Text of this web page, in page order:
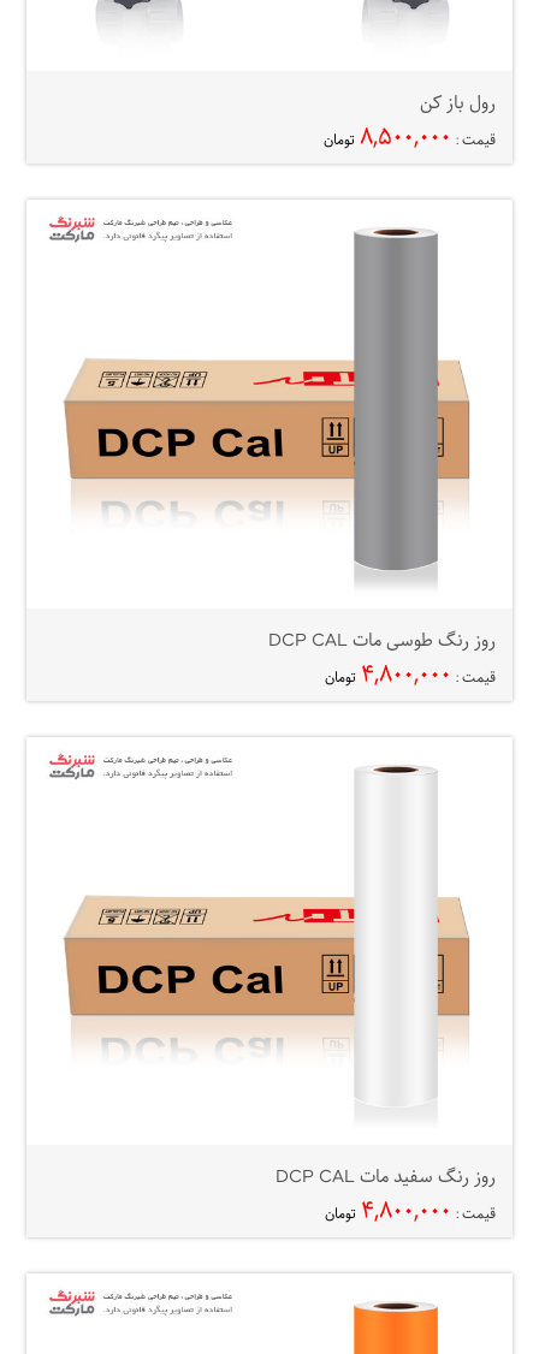
رول باز کن
قیمت : ۸,۵۰۰,۰۰۰ تومان
روز رنگ طوسی مات DCP CAL
قیمت : ۴,۸۰۰,۰۰۰ تومان
روز رنگ سفید مات DCP CAL
قیمت : ۴,۸۰۰,۰۰۰ تومان